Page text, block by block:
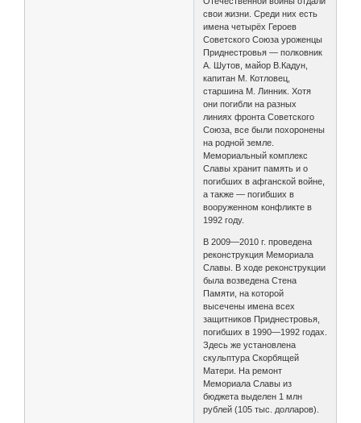
свои жизни. Среди них есть
имена четырёх Героев
Советского Союза уроженцы
Приднестровья — полковник
А. Шутов, майор В.Кадун,
капитан М. Котловец,
старшина М. Линник. Хотя
они погибли на разных
линиях фронта Советского
Союза, все были похоронены
на родной земле.
Мемориальный комплекс
Славы хранит память и о
погибших в афганской войне,
а также — погибших в
вооруженном конфликте в
1992 году.
В 2009—2010 г. проведена
реконструкция Мемориала
Славы. В ходе реконструкции
была возведена Стена
Памяти, на которой
высечены имена всех
защитников Приднестровья,
погибших в 1990—1992 годах.
Здесь же установлена
скульптура Скорбящей
Матери. На ремонт
Мемориала Славы из
бюджета выделен 1 млн
рублей (105 тыс. долларов).